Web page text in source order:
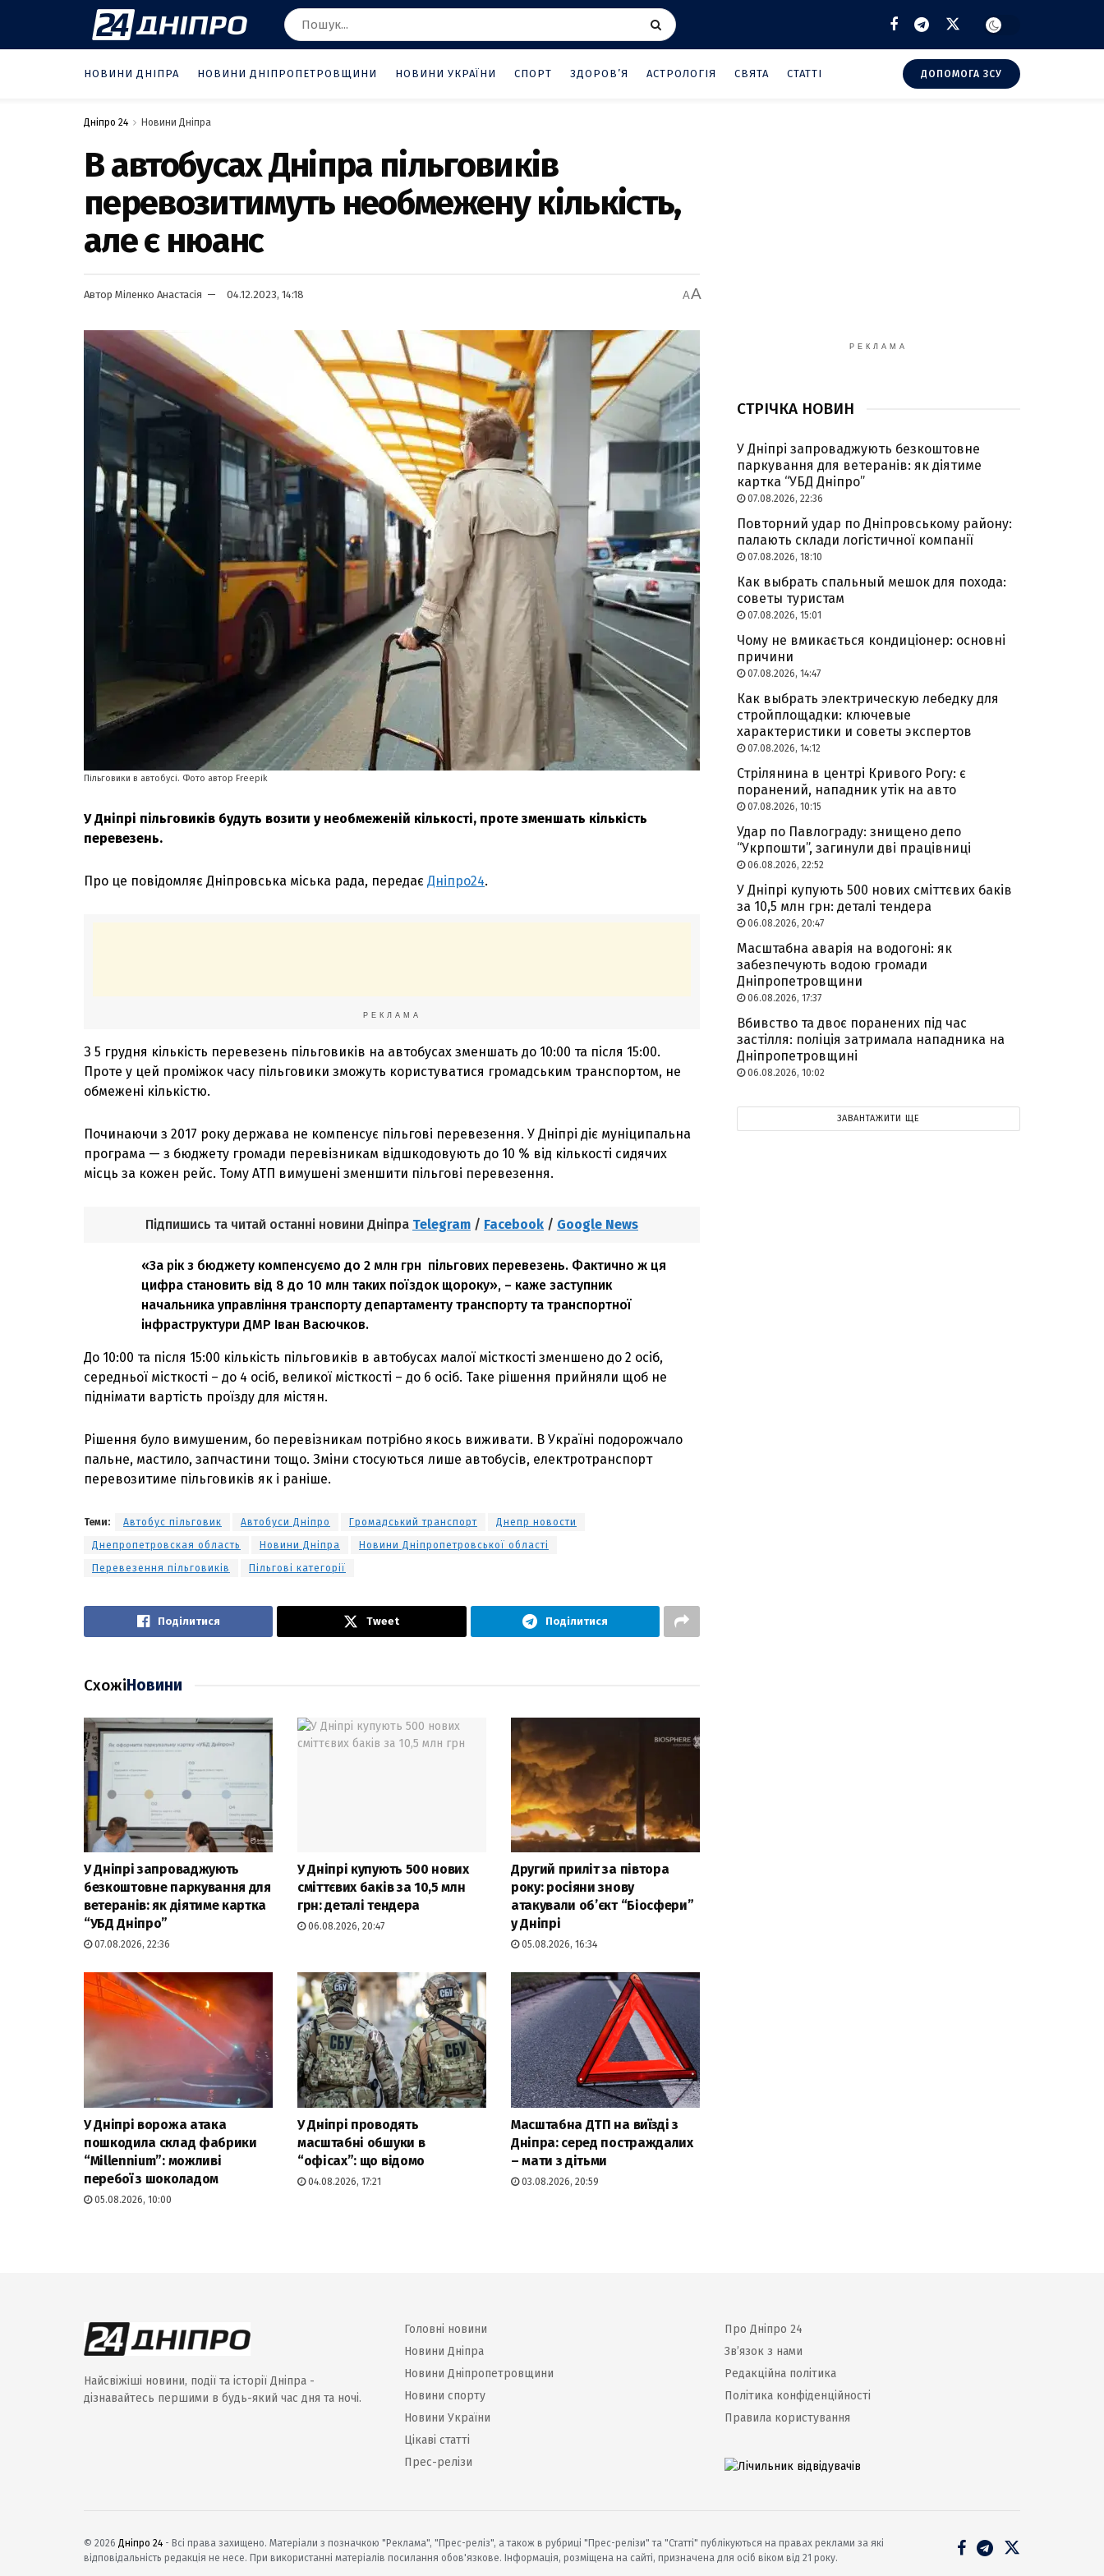
НОВИНИ ДНІПРА НОВИНИ ДНІПРОПЕТРОВЩИНИ НОВИНИ УКРАЇНИ СПОРТ ЗДОРОВ’Я АСТРОЛОГІЯ СВЯТА СТАТТІ ДОПОМОГА ЗСУ
Дніпро 24 Новини Дніпра
В автобусах Дніпра пільговиків
перевозитимуть необмежену кількість,
але є нюанс
Автор Міленко Анастасія 04.12.2023, 14:18 AA
Пільговики в автобусі. Фото автор Freepik
У Дніпрі пільговиків будуть возити у необмеженій кількості, проте зменшать кількість
перевезень.
Про це повідомляє Дніпровська міська рада, передає Дніпро24.
РЕКЛАМА
З 5 грудня кількість перевезень пільговиків на автобусах зменшать до 10:00 та після 15:00.
Проте у цей проміжок часу пільговики зможуть користуватися громадським транспортом, не
обмежені кількістю.
Починаючи з 2017 року держава не компенсує пільгові перевезення. У Дніпрі діє муніципальна
програма — з бюджету громади перевізникам відшкодовують до 10 % від кількості сидячих
місць за кожен рейс. Тому АТП вимушені зменшити пільгові перевезення.
Підпишись та читай останні новини Дніпра Telegram / Facebook / Google News
«За рік з бюджету компенсуємо до 2 млн грн пільгових перевезень. Фактично ж ця
цифра становить від 8 до 10 млн таких поїздок щороку», – каже заступник
начальника управління транспорту департаменту транспорту та транспортної
інфраструктури ДМР Іван Васючков.
До 10:00 та після 15:00 кількість пільговиків в автобусах малої місткості зменшено до 2 осіб,
середньої місткості – до 4 осіб, великої місткості – до 6 осіб. Таке рішення прийняли щоб не
піднімати вартість проїзду для містян.
Рішення було вимушеним, бо перевізникам потрібно якось виживати. В Україні подорожчало
пальне, мастило, запчастини тощо. Зміни стосуються лише автобусів, електротранспорт
перевозитиме пільговиків як і раніше.
Теми: Автобус пільговик Автобуси Дніпро Громадський транспорт
Днепр новости
Днепропетровская область
Новини Дніпра
Новини Дніпропетровської області
Перевезення пільговиків
Пільгові категорії
Поділитися Tweet Поділитися
СхожіНовини
У Дніпрі запроваджують
безкоштовне паркування для
ветеранів: як діятиме картка
“УБД Дніпро”
07.08.2026, 22:36
У Дніпрі купують 500 нових
сміттєвих баків за 10,5 млн
грн: деталі тендера
06.08.2026, 20:47
Другий приліт за півтора
року: росіяни знову
атакували об’єкт “Біосфери”
у Дніпрі
05.08.2026, 16:34
У Дніпрі ворожа атака
пошкодила склад фабрики
“Millennium”: можливі
перебої з шоколадом
05.08.2026, 10:00
У Дніпрі проводять
масштабні обшуки в
“офісах”: що відомо
04.08.2026, 17:21
Масштабна ДТП на виїзді з
Дніпра: серед постраждалих
– мати з дітьми
03.08.2026, 20:59
РЕКЛАМА
СТРІЧКА НОВИН
У Дніпрі запроваджують безкоштовне
паркування для ветеранів: як діятиме
картка “УБД Дніпро”
07.08.2026, 22:36
Повторний удар по Дніпровському району:
палають склади логістичної компанії
07.08.2026, 18:10
Как выбрать спальный мешок для похода:
советы туристам
07.08.2026, 15:01
Чому не вмикається кондиціонер: основні
причини
07.08.2026, 14:47
Как выбрать электрическую лебедку для
стройплощадки: ключевые
характеристики и советы экспертов
07.08.2026, 14:12
Стрілянина в центрі Кривого Рогу: є
поранений, нападник утік на авто
07.08.2026, 10:15
Удар по Павлограду: знищено депо
“Укрпошти”, загинули дві працівниці
06.08.2026, 22:52
У Дніпрі купують 500 нових сміттєвих баків
за 10,5 млн грн: деталі тендера
06.08.2026, 20:47
Масштабна аварія на водогоні: як
забезпечують водою громади
Дніпропетровщини
06.08.2026, 17:37
Вбивство та двоє поранених під час
застілля: поліція затримала нападника на
Дніпропетровщині
06.08.2026, 10:02
ЗАВАНТАЖИТИ ЩЕ
Найсвіжіші новини, події та історії Дніпра -
дізнавайтесь першими в будь-який час дня та ночі.
Головні новини
Новини Дніпра
Новини Дніпропетровщини
Новини спорту
Новини України
Цікаві статті
Прес-релізи
Про Дніпро 24
Зв’язок з нами
Редакційна політика
Політика конфіденційності
Правила користування
© 2026 Дніпро 24 - Всі права захищено. Матеріали з позначкою "Реклама", "Прес-реліз", а також в рубриці "Прес-релізи" та "Статті" публікуються на правах реклами за які
відповідальність редакція не несе. При використанні матеріалів посилання обов'язкове. Інформація, розміщена на сайті, призначена для осіб віком від 21 року.